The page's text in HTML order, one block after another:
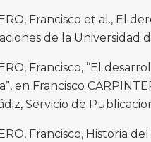
Francisco et al., El
de la Universidad
Francisco, “El
en Francisco
Servicio de
Francisco, Historia